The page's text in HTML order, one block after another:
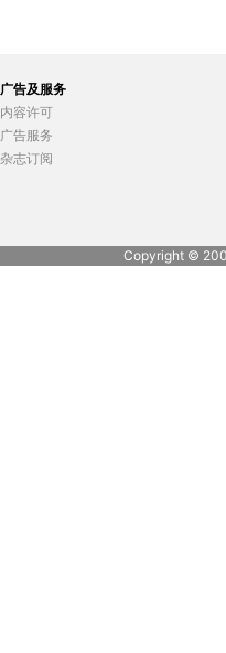
广告及服务
内容许可
广告服务
杂志订阅
Copyright ©